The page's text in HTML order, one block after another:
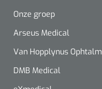
Onze groep
Arseus Medical
Van Hopplynus Ophtalm
DMB Medical